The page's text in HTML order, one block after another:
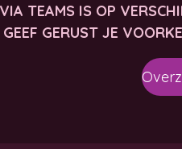
TEAMS IS OP
GERUST JE